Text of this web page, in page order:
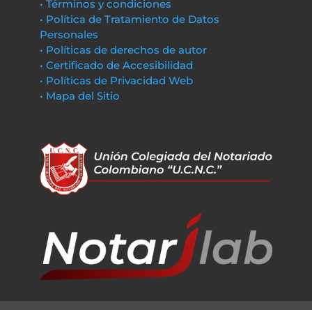
• Términos y condiciones
• Política de Tratamiento de Datos
Personales
• Políticas de derechos de autor
• Certificado de Accesibilidad
• Políticas de Privacidad Web
• Mapa del Sitio